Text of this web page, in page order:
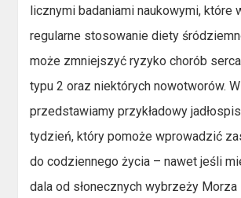
licznymi badaniami naukowymi, które
regularne stosowanie diety
może zmniejszyć ryzyko chorób
typu 2 oraz niektórych nowotworów.
przedstawiamy przykładowy jadłospis
tydzień, który pomoże wprowadzić
do codziennego życia – nawet jeśli
dala od słonecznych wybrzeży Morza